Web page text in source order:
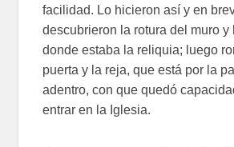
facilidad. Lo hicieron así y en
descubrieron la rotura del muro y
donde estaba la reliquia; luego
puerta y la reja, que está por la
adentro, con que quedó
entrar en la Iglesia.